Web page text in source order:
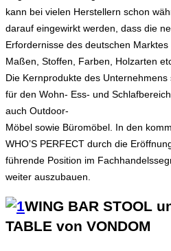
kann bei vielen Herstellern schon
darauf eingewirkt werden, dass die
Erfordernisse des deutschen
Maßen, Stoffen, Farben, Holzarten
Die Kernprodukte des
für den Wohn- Ess- und
auch Outdoor-
Möbel sowie Büromöbel. In den
WHO’S PERFECT durch die
führende Position im
weiter auszubauen.
WING BAR STOOL
TABLE von VONDOM